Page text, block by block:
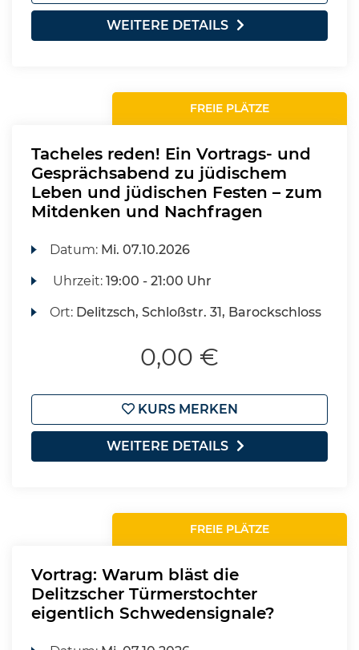
WEITERE DETAILS
FREIE PLÄTZE
Tacheles reden! Ein Vortrags- und
Gesprächsabend zu jüdischem
Leben und jüdischen Festen – zum
Mitdenken und Nachfragen
Datum: Mi. 07.10.2026
Uhrzeit:19:00 - 21:00 Uhr
Ort: Delitzsch, Schloßstr. 31, Barockschloss
0,00 €
KURS MERKEN
WEITERE DETAILS
FREIE PLÄTZE
Vortrag: Warum bläst die
Delitzscher Türmerstochter
eigentlich Schwedensignale?